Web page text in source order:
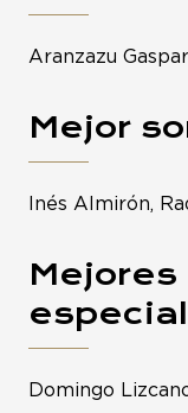
Aranzazu Gaspar
Mejor
Inés Almirón,
Domingo